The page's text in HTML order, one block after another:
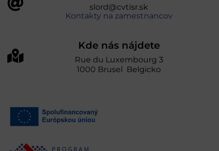
slord@cvtisr.sk
Kontakty na zamestnancov
Kde nás nájdete
Rue du Luxembourg 3
1000 Brusel Belgicko